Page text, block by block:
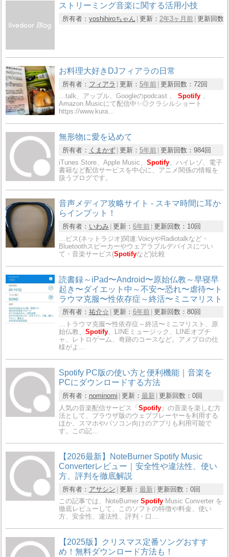
ストリーミング音楽に関する活用小技
所有者： yoshihiroちゃん 更新： 2年3ヶ月前 更新回数
お料理大好きDJフィアラの日常
所有者： フィアラ 更新： 5年前 更新回数： 72回
…talk、アップル、Googleのpodcast 、Spotify 、
Amazon Musicにて配信中✨◎クラシルショート
https://www.kura…
無形物に愛を込めて
所有者： くまかず 更新： 5年前 更新回数： 984回
iTunes Store、Apple Music、Spotify 、ハイレゾ、電子
書籍など配信サービスを中心に、アニメ関係の情報を
扱うブログです。
音声メディア攻略サイト - スキマ時間に耳か
らインプット！
所有者： いわみ 更新： 6年前 更新回数： 10回
…ビス(ネットラジオ)関連:VoicyやRadiotalkなど・
Bluetoothスピーカーやウェアラブルデバイスについ
て・音楽サービス(Spotifyなど)比較
読書録～iPad〜Android〜原始仏教～早寝早
起き〜ダイエット中～不安〜恐れ〜虐待〜ト
ラウマ克服〜性依存症～終活〜ミニマリスト
所有者： 祐介☆ 更新： 6年前 更新回数： 80回
…トラウマ克服〜性依存症～終活〜ミニマリスト、原
始仏教、Spotify、LINEミュージック、LINEオプチ
ャ、レトロゲーム、奇跡のコースなど。アメブロの仕
様がよ…
Spotify PC版の使い方と便利機能｜音楽を
PCにダウンロードする方法
所有者： nominomi 更新： 最新 更新回数： 0回
人気の音楽配信サービス「Spotify 」の音楽を楽しむ方
法として、ブラウザ版のウェブプレーヤーを利用する
ほか、スマホやパソコン向けのアプリも利用可能で
す。この記…
【2026最新】NoteBurner Spotify Music
Converterレビュー｜安全性や違法性、使い
方、評判を徹底解説
所有者： アサシン 更新： 最新 更新回数： 0回
この記事では、NoteBurnerSpotify Music Converter を
徹底レビューして、このソフトの特徴や料金、使い
方、安全性、違法性、評判・口…
【2025版】クリスマス定番ソングおすす
め！無料ダウンロード方法も！